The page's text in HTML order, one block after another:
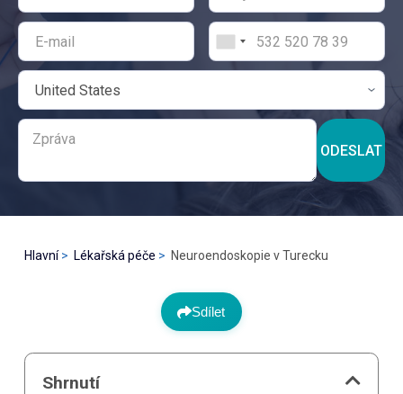
ODESLAT
Hlavní Lékařská péče Neuroendoskopie v Turecku
Sdílet
Shrnutí